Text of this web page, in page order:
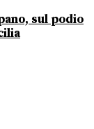
sul podio